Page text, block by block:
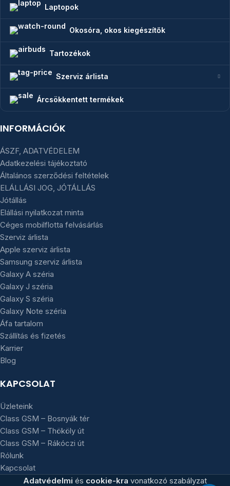
Laptopok
Okosóra, okos kiegészítők
Tartozékok
Szerviz árlista
Árcsökkentett termékek
INFORMÁCIÓK
ÁSZF, ADATVÉDELEM
Adatkezelési tájékoztató
Általános szerződési feltételek
ELÁLLÁSI JOG, JÓTÁLLÁS
Jótállás
Elállási nyilatkozat minta
Céges mobilflotta felvásárlás
Szerviz árlista
Apple szerviz árlista
Samsung szerviz árlista
Galaxy A széria
Galaxy J széria
Galaxy S széria
Galaxy Note széria
Áfa tartalom
Szállítás és fizetés
Karrier
Blog
KAPCSOLAT
Üzleteink
Class GSM – Bosnyák tér
Class GSM – Thököly út
Class GSM – Rákóczi út
Rólunk
Kapcsolat
Adatvédelmi és cookie-kra vonatkozó szabályzat